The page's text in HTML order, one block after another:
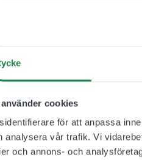
cookies
för att anpassa
analysera vår trafik. Vi
och annons- och
på en en Uv-beständig
så den är synlig från
passa in i rätt miljö och
är en skylt som t.
att hitta.